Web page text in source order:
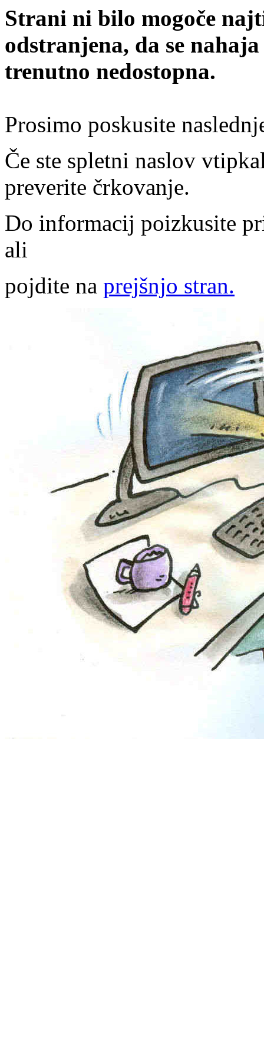
Strani ni bilo mogoče
odstranjena, da se
trenutno nedostopna.
Prosimo poskusite
Če ste spletni naslov
preverite črkovanje.
Do informacij poizkusite
ali
pojdite na prejšnjo stran.